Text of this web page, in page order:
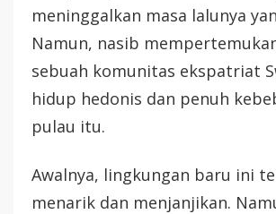
meninggalkan masa lalunya
Namun, nasib
sebuah komunitas ekspatriat
hidup hedonis dan penuh
pulau itu.
Awalnya, lingkungan baru ini
menarik dan menjanjikan.